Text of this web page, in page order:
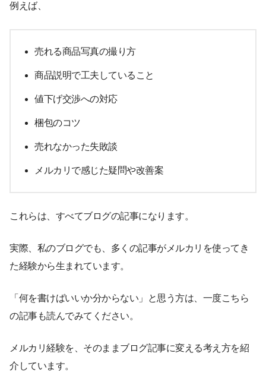
例えば、
売れる商品写真の撮り方
商品説明で工夫していること
値下げ交渉への対応
梱包のコツ
売れなかった失敗談
メルカリで感じた疑問や改善案
これらは、すべてブログの記事になります。
実際、私のブログでも、多くの記事がメルカリを使ってき
た経験から生まれています。
「何を書けばいいか分からない」と思う方は、一度こちら
の記事も読んでみてください。
メルカリ経験を、そのままブログ記事に変える考え方を紹
介しています。